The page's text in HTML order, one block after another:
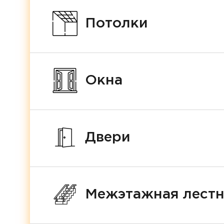
Потолки
Окна
Двери
Межэтажная